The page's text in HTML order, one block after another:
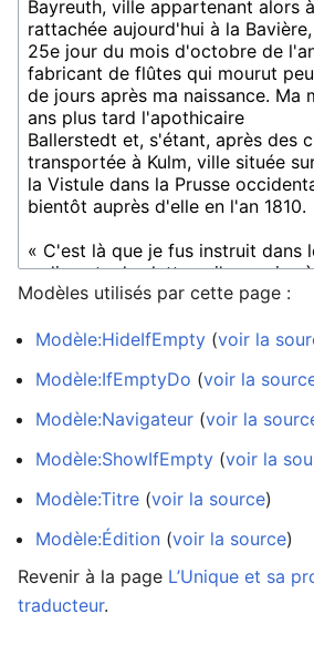
Modèles utilisés par cette page :
Modèle:HideIfEmpty (voir la
Modèle:IfEmptyDo (voir la
Modèle:Navigateur (voir la
Modèle:ShowIfEmpty (voir la
Modèle:Titre (voir la source)
Modèle:Édition (voir la source)
Revenir à la page L’Unique et sa
traducteur.